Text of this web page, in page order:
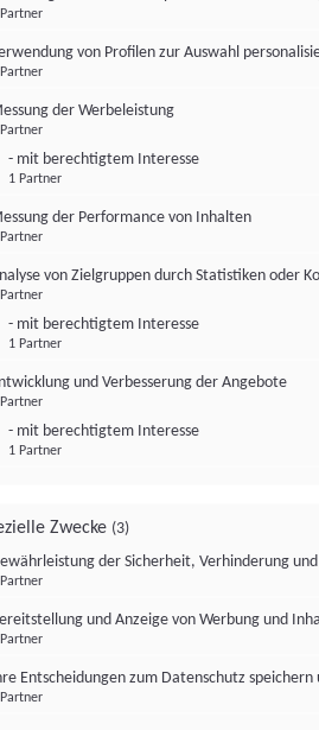
von Profilen zur Auswahl
der Werbeleistung
- mit berechtigtem Interesse
1 Partner
der Performance von Inhalten
von Zielgruppen durch Statistiken oder
- mit berechtigtem Interesse
1 Partner
und Verbesserung der Angebote
- mit berechtigtem Interesse
1 Partner
Zwecke (3)
der Sicherheit, Verhinderung
und Anzeige von Werbung und
Entscheidungen zum Datenschutz